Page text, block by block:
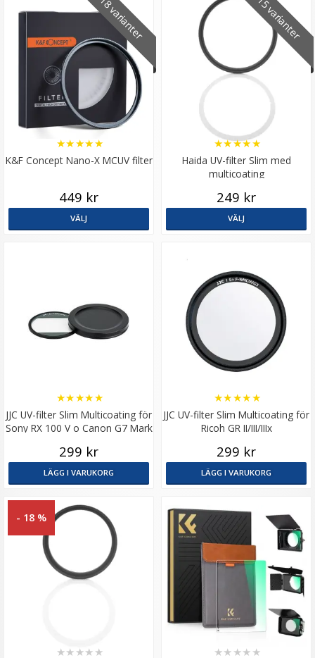
18 varianter
K&F Concept Nano-X MCUV filter
★★★★★
449 kr
VÄLJ
15 varianter
Haida UV-filter Slim med
multicoating
★★★★★
249 kr
VÄLJ
JJC UV-filter Slim Multicoating för
Sony RX 100 V o Canon G7 Mark
★★★★★
299 kr
LÄGG I VARUKORG
JJC UV-filter Slim Multicoating för
Ricoh GR II/III/IIIx
★★★★★
299 kr
LÄGG I VARUKORG
- 18 %
★★ ★★ ★ ★★ ★★ ★